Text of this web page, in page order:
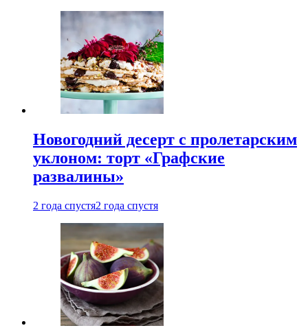
Новогодний десерт с пролетарским
уклоном: торт «Графские
развалины»
2 года спустя2 года спустя